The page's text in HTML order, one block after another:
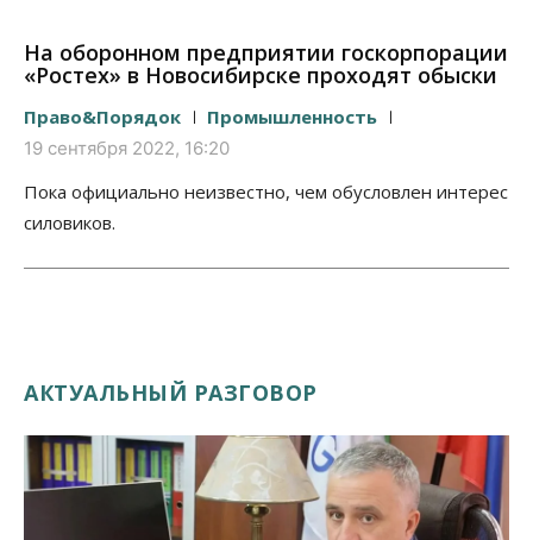
На оборонном предприятии госкорпорации
«Ростех» в Новосибирске проходят обыски
Право&Порядок Промышленность
19 сентября 2022, 16:20
Пока официально неизвестно, чем обусловлен интерес
силовиков.
АКТУАЛЬНЫЙ РАЗГОВОР